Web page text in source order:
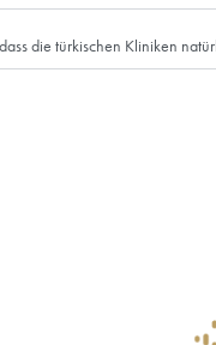
Land besuchen
unterstützen wir
Wir heißen